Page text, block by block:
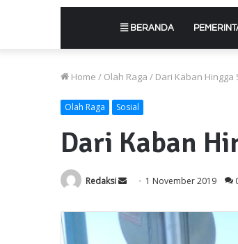
BERANDA
Home / Olah Raga / Dari Kaban Hingga
Olah Raga Sosial
Dari Kaban
Redaksi
Send
email
1 November 2019